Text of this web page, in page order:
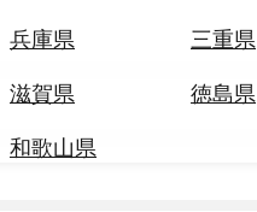
兵庫県
三重県
滋賀県
徳島県
和歌山県